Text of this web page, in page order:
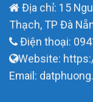
Địa chỉ: 15
Thạch, TP Đà
Điện thoại:
Website:
Email: